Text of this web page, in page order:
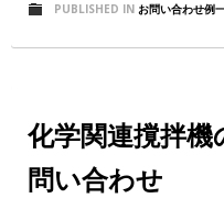
PUBLISHED IN お問い合わせ例
化学関連撹拌
問い合わせ